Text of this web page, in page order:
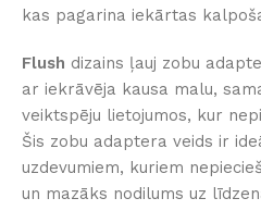
kas pagarina iekārtas
Flush dizains ļauj zobu
ar iekrāvēja kausa malu,
veiktspēju lietojumos, kur
Šis zobu adaptera veids ir
uzdevumiem, kuriem
un mazāks nodilums uz